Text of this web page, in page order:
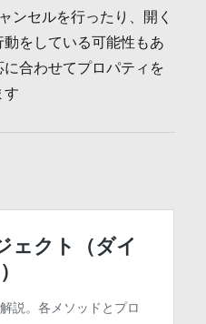
ンセルを行ったり、開く
をしている可能性もあ
合わせてプロパティを
す